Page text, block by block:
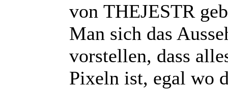
von THEJESTR
Man sich das
vorstellen, dass
Pixeln ist, egal wo